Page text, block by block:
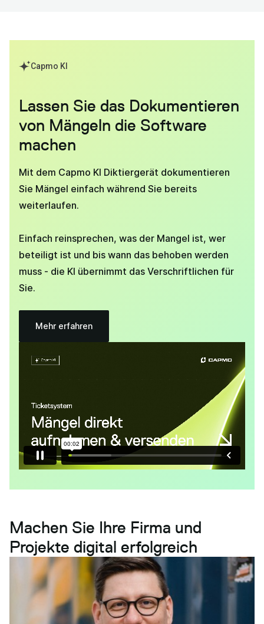
Capmo KI
Lassen Sie das Dokumentieren
von Mängeln die Software
machen
Mit dem Capmo KI Diktiergerät dokumentieren
Sie Mängel einfach während Sie bereits
weiterlaufen.
Einfach reinsprechen, was der Mangel ist, wer
beteiligt ist und bis wann das behoben werden
muss - die KI übernimmt das Verschriftlichen für
Sie.
Mehr erfahren
Machen Sie Ihre Firma und
Projekte digital erfolgreich